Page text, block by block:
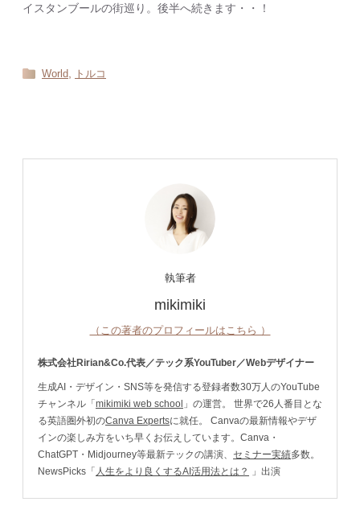
イスタンブールの街巡り。後半へ続きます・・！
World トルコ
執筆者
mikimiki
（この著者のプロフィールはこちら ）
株式会社Ririan&Co.代表／テック系YouTuber／Webデザイナー
生成AI・デザイン・SNS等を発信する登録者数30万人のYouTube
チャンネル「mikimiki web school 」の運営。 世界で26人番目とな
る英語圏外初のCanva Expertsに就任。 Canvaの最新情報やデザ
インの楽しみ方をいち早くお伝えしています。Canva・
ChatGPT・Midjourney等最新テックの講演、 セミナー実績多数。
NewsPicks「 人生をより良くするAI活用法とは？ 」出演